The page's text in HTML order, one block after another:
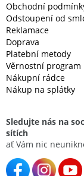
Obchodní
Odstoupení od
Reklamace
Doprava
Platební metody
Věrnostní program
Nákupní rádce
Nákup na splátky
Sledujte nás na
sítích
ať Vám nic